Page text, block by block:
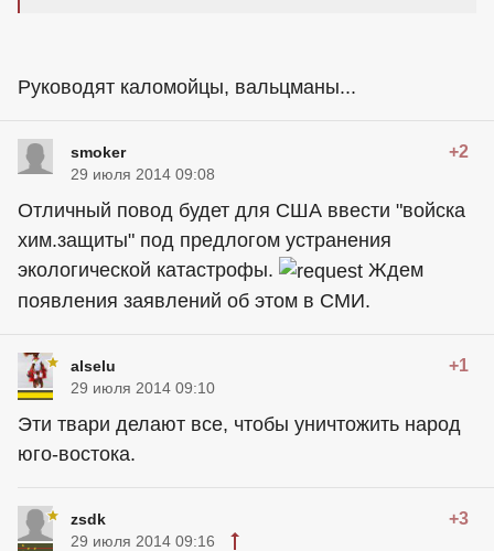
Руководят каломойцы, вальцманы...
smoker +2
29 июля 2014 09:08
Отличный повод будет для США ввести "войска
хим.защиты" под предлогом устранения
экологической катастрофы.
Ждем
появления заявлений об этом в СМИ.
alselu +1
29 июля 2014 09:10
Эти твари делают все, чтобы уничтожить народ
юго-востока.
zsdk +3
29 июля 2014 09:16